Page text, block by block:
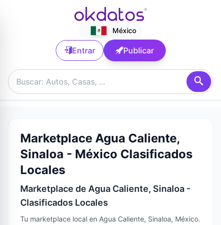
México
Entrar Publicar
Marketplace Agua Caliente,
Sinaloa - México Clasificados
Locales
Marketplace de Agua Caliente, Sinaloa -
Clasificados Locales
Tu marketplace local en Agua Caliente, Sinaloa, México.